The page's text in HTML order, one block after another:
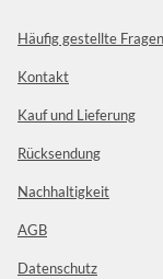
Häufig gestellte Fragen
Kontakt
Kauf und Lieferung
Rücksendung
Nachhaltigkeit
AGB
Datenschutz